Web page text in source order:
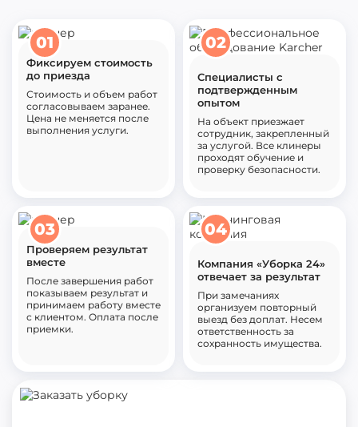
01
Фиксируем стоимость
до приезда
Стоимость и объем работ
согласовываем заранее.
Цена не меняется после
выполнения услуги.
02
Специалисты с
подтвержденным
опытом
На объект приезжает
сотрудник, закрепленный
за услугой. Все клинеры
проходят обучение и
проверку безопасности.
03
Проверяем результат
вместе
После завершения работ
показываем результат и
принимаем работу вместе
с клиентом. Оплата после
приемки.
04
Компания «Уборка 24»
отвечает за результат
При замечаниях
организуем повторный
выезд без доплат. Несем
ответственность за
сохранность имущества.